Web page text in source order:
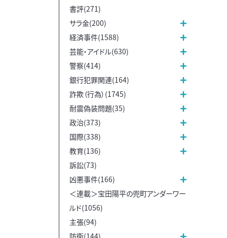
書評(271)
サラ金(200)
経済事件(1588)
芸能・アイドル(630)
警察(414)
銀行犯罪関連(164)
詐欺（行為）(1745)
耐震偽装問題(35)
政治(373)
国際(338)
教育(136)
訴訟(73)
凶悪事件(166)
＜連載＞宝田陽平の兜町アンダーワー
ルド(1056)
主張(94)
防衛(144)